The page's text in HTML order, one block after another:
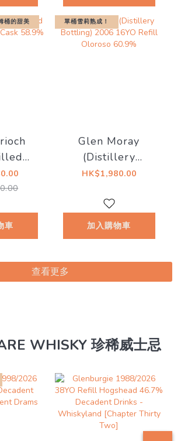
桶的甜美
Rum
車
單桶雪莉熟成！
Glen Moray
(Distillery
Bottling) 2006
Oloroso 60.9%
HK$1,980.00
加入購物車
查看更多
WHISKY 珍稀威士忌